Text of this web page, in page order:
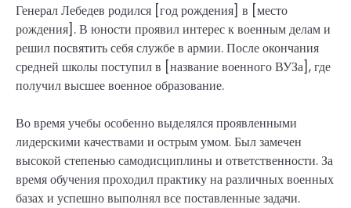
Генерал Лебедев родился [год рождения] в [место
рождения]. В юности проявил интерес к военным делам и
решил посвятить себя службе в армии. После окончания
средней школы поступил в [название военного ВУЗа], где
получил высшее военное образование.
Во время учебы особенно выделялся проявленными
лидерскими качествами и острым умом. Был замечен
высокой степенью самодисциплины и ответственности. За
время обучения проходил практику на различных военных
базах и успешно выполнял все поставленные задачи.